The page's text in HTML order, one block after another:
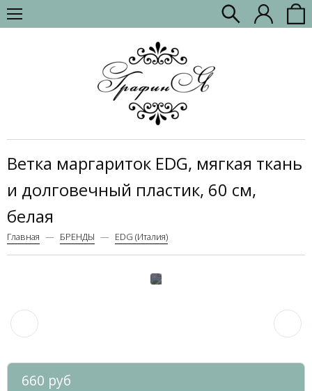
Ветка маргариток EDG, мягкая ткань
и долговечный пластик, 60 см,
белая
Главная БРЕНДЫ EDG (Италия)
660 руб